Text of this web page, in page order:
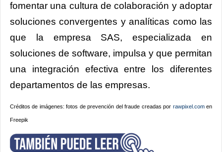
fomentar una cultura de colaboración y adoptar
soluciones convergentes y analíticas como las
que la empresa SAS, especializada en
soluciones de software, impulsa y que permitan
una integración efectiva entre los diferentes
departamentos de las empresas.
Créditos de imágenes: fotos de prevención del fraude creadas por rawpixel.comen
Freepik